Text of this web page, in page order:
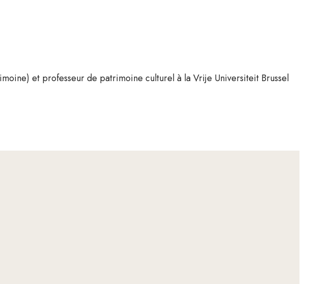
et professeur de patrimoine culturel à la Vrije Universiteit Brussel